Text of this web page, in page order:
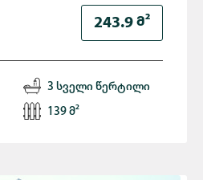
243.9 Მ²
3 სველი წერტილი
139 მ²